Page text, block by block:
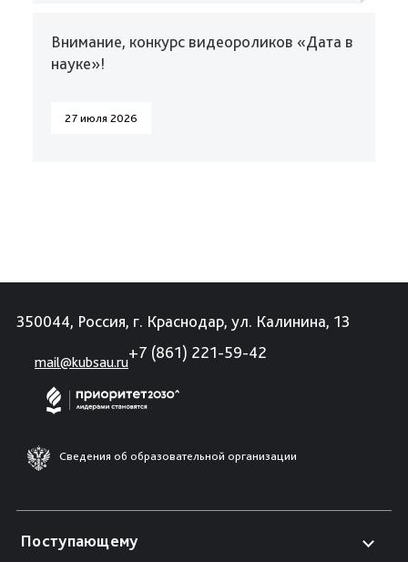
Внимание, конкурс видеороликов «Дата в
науке»!
27 июля 2026
350044, Россия, г. Краснодар, ул. Калинина, 13
mail@kubsau.ru
+7 (861) 221-59-42
Сведения об образовательной организации
Поступающему